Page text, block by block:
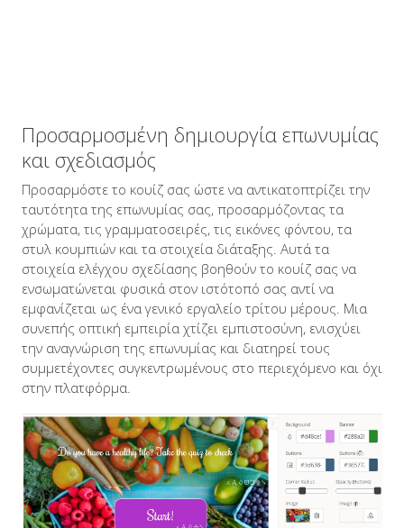
Προσαρμοσμένη δημιουργία επωνυμίας
και σχεδιασμός
Προσαρμόστε το κουίζ σας ώστε να αντικατοπτρίζει την
ταυτότητα της επωνυμίας σας, προσαρμόζοντας τα
χρώματα, τις γραμματοσειρές, τις εικόνες φόντου, τα
στυλ κουμπιών και τα στοιχεία διάταξης. Αυτά τα
στοιχεία ελέγχου σχεδίασης βοηθούν το κουίζ σας να
ενσωματώνεται φυσικά στον ιστότοπό σας αντί να
εμφανίζεται ως ένα γενικό εργαλείο τρίτου μέρους. Μια
συνεπής οπτική εμπειρία χτίζει εμπιστοσύνη, ενισχύει
την αναγνώριση της επωνυμίας και διατηρεί τους
συμμετέχοντες συγκεντρωμένους στο περιεχόμενο και όχι
στην πλατφόρμα.